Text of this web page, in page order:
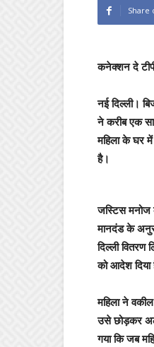
Share
कनेक्शन दे
नई दिल्ली।
ने करीब एक
महिला के घर
है।
जस्टिस मनोज
मानदंड के
दिल्ली वितरण
को आदेश दिया
महिला ने
उसे छोड़कर
गया कि जब